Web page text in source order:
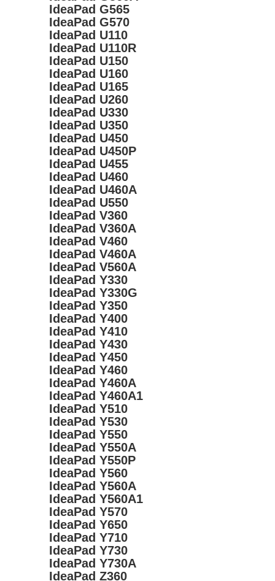
IdeaPad G565
IdeaPad G570
IdeaPad U110
IdeaPad U110R
IdeaPad U150
IdeaPad U160
IdeaPad U165
IdeaPad U260
IdeaPad U330
IdeaPad U350
IdeaPad U450
IdeaPad U450P
IdeaPad U455
IdeaPad U460
IdeaPad U460A
IdeaPad U550
IdeaPad V360
IdeaPad V360A
IdeaPad V460
IdeaPad V460A
IdeaPad V560A
IdeaPad Y330
IdeaPad Y330G
IdeaPad Y350
IdeaPad Y400
IdeaPad Y410
IdeaPad Y430
IdeaPad Y450
IdeaPad Y460
IdeaPad Y460A
IdeaPad Y460A1
IdeaPad Y510
IdeaPad Y530
IdeaPad Y550
IdeaPad Y550A
IdeaPad Y550P
IdeaPad Y560
IdeaPad Y560A
IdeaPad Y560A1
IdeaPad Y570
IdeaPad Y650
IdeaPad Y710
IdeaPad Y730
IdeaPad Y730A
IdeaPad Z360